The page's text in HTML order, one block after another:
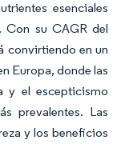
esenciales
Con su CAGR del
convirtiendo en un
Europa, donde las
y el escepticismo
prevalentes. Las
y los beneficios